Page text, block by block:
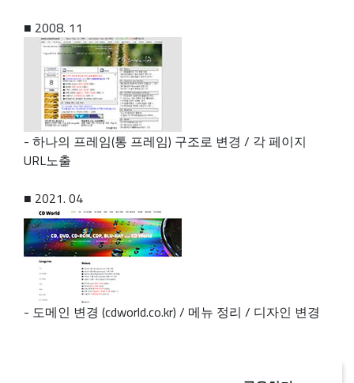
■ 2008. 11
- 하나의 프레임(통 프레임) 구조로 변경 / 각 페이지
URL노출
■ 2021. 04
- 도메인 변경 (cdworld.co.kr) / 메뉴 정리 / 디자인 변경